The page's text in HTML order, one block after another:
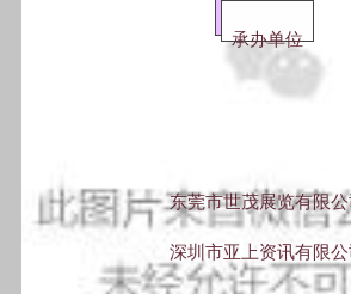
承办单位
东莞市世茂展览有限
深圳市亚上资讯有限公